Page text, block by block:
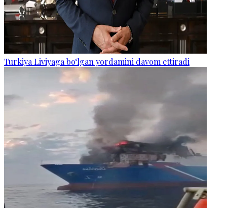
Turkiya Liviyaga bo‘lgan yordamini davom ettiradi